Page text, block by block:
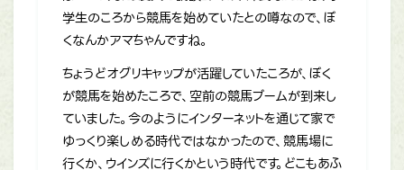
学生のころから競馬を始めていたとの噂なので、ぼ
くなんかアマちゃんですね。
ちょうどオグリキャップが活躍していたころが、ぼく
が競馬を始めたころで、空前の競馬ブームが到来し
ていました。今のようにインターネットを通じて家で
ゆっくり楽しめる時代ではなかったので、競馬場に
行くか、ウインズに行くかという時代です。どこもあふ